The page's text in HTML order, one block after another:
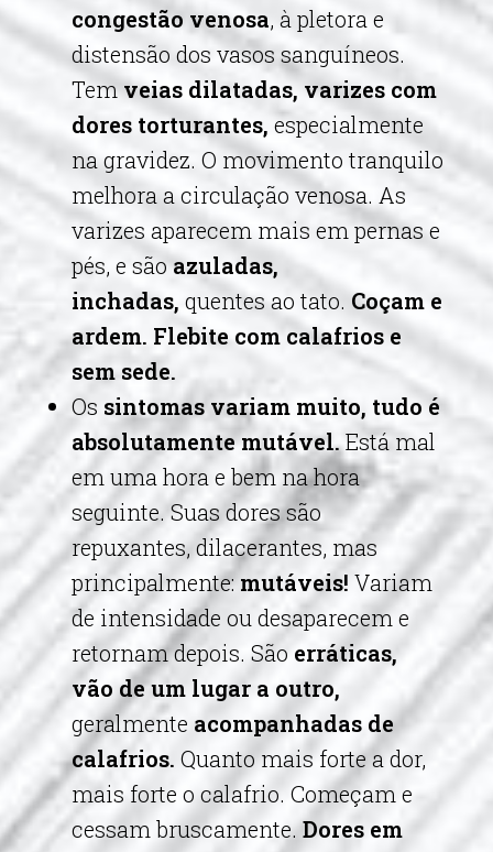
congestão venosa, à pletora e
distensão dos vasos sanguíneos.
Tem veias dilatadas, varizes com
dores torturantes, especialmente
na gravidez. O movimento tranquilo
melhora a circulação venosa. As
varizes aparecem mais em pernas e
pés, e sãoazuladas,
inchadas, quentes ao tato. Coçam e
ardem. Flebite com calafrios e
sem sede.
Os sintomas variam muito, tudo é
absolutamente mutável.Está mal
em uma hora e bem na hora
seguinte. Suas dores são
repuxantes, dilacerantes, mas
principalmente:mutáveis! Variam
de intensidade ou desaparecem e
retornam depois. São erráticas,
vão de um lugar a outro,
geralmente acompanhadas de
calafrios. Quanto mais forte a dor,
mais forte o calafrio. Começam e
cessam bruscamente.Dores em